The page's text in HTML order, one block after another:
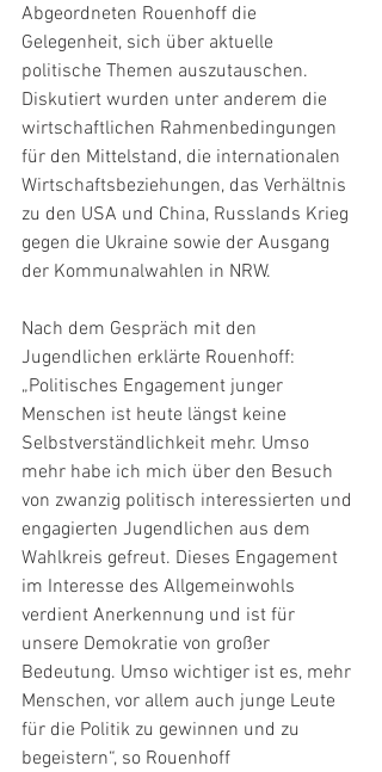
Abgeordneten Rouenhoff die
Gelegenheit, sich über aktuelle
politische Themen auszutauschen.
Diskutiert wurden unter anderem die
wirtschaftlichen Rahmenbedingungen
für den Mittelstand, die internationalen
Wirtschaftsbeziehungen, das Verhältnis
zu den USA und China, Russlands Krieg
gegen die Ukraine sowie der Ausgang
der Kommunalwahlen in NRW.
Nach dem Gespräch mit den
Jugendlichen erklärte Rouenhoff:
„Politisches Engagement junger
Menschen ist heute längst keine
Selbstverständlichkeit mehr. Umso
mehr habe ich mich über den Besuch
von zwanzig politisch interessierten und
engagierten Jugendlichen aus dem
Wahlkreis gefreut. Dieses Engagement
im Interesse des Allgemeinwohls
verdient Anerkennung und ist für
unsere Demokratie von großer
Bedeutung. Umso wichtiger ist es, mehr
Menschen, vor allem auch junge Leute
für die Politik zu gewinnen und zu
begeistern“, so Rouenhoff